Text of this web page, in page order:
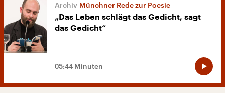
Münchner Rede zur Poesie
„Das Leben schlägt das Gedicht, sagt
das Gedicht“
05:44 Minuten